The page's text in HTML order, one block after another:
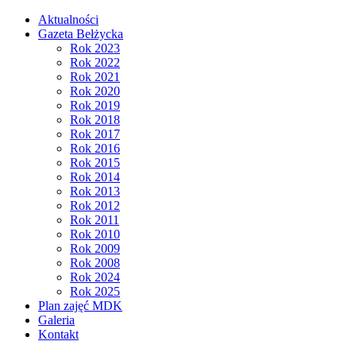
Aktualności
Gazeta Bełżycka
Rok 2023
Rok 2022
Rok 2021
Rok 2020
Rok 2019
Rok 2018
Rok 2017
Rok 2016
Rok 2015
Rok 2014
Rok 2013
Rok 2012
Rok 2011
Rok 2010
Rok 2009
Rok 2008
Rok 2024
Rok 2025
Plan zajęć MDK
Galeria
Kontakt